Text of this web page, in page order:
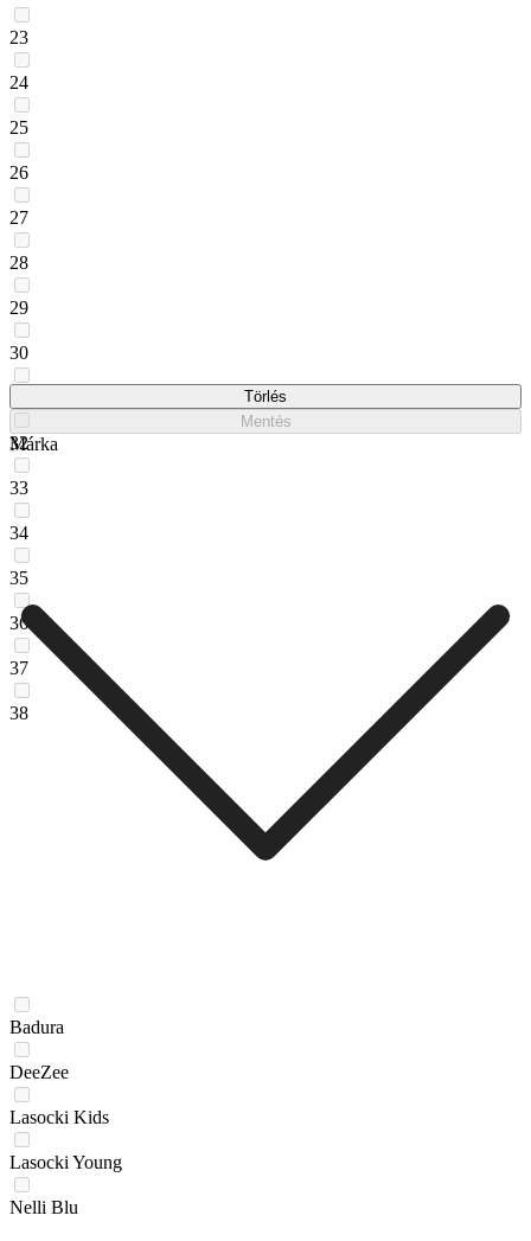
23
24
25
26
27
28
29
30
32
33
34
35
36
37
38
Törlés
Mentés
Márka
Badura
DeeZee
Lasocki Kids
Lasocki Young
Nelli Blu